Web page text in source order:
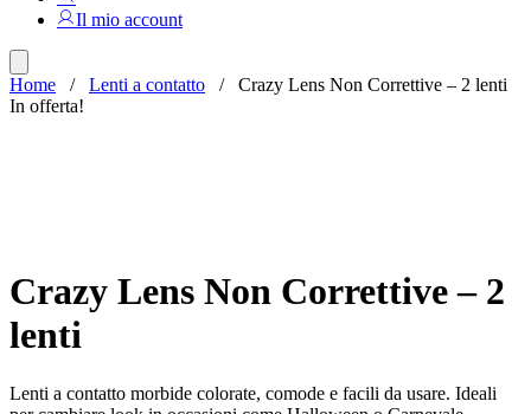
Il mio account
Home / Lenti a contatto / Crazy Lens Non Correttive – 2 lenti
In offerta!
Crazy Lens Non Correttive – 2
lenti
Lenti a contatto morbide colorate, comode e facili da usare. Ideali